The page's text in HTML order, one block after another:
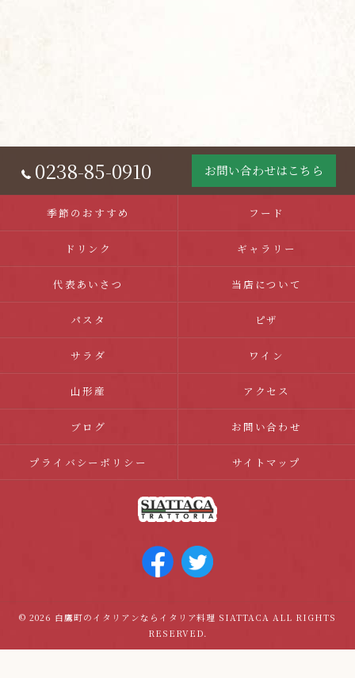
0238-85-0910 お問い合わせはこちら
季節のおすすめ フード
ドリンク ギャラリー
代表あいさつ 当店について
パスタ ピザ
サラダ ワイン
山形産 アクセス
ブログ お問い合わせ
プライバシーポリシー サイトマップ
© 2026 白鷹町のイタリアンならイタリア料理 SIATTACA ALL RIGHTS
RESERVED.